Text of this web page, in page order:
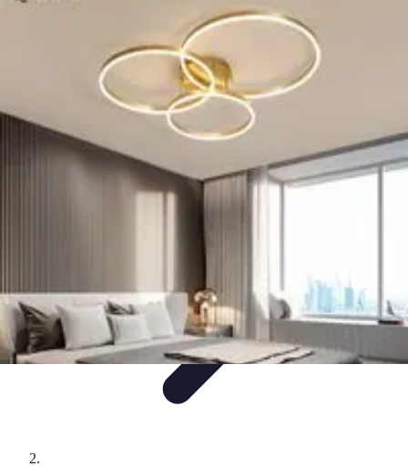
Zabawy dla dzieci
Zabawy na świeżym
Organizacja imprezZabawy i Gry
Zabawa i Rozrywka